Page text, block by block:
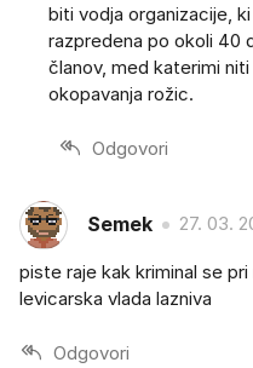
biti vodja organizacije,
razpredena po okoli 40
članov, med katerimi
okopavanja rožic.
Odgovori
Semek 27. 03.
piste raje kak kriminal se
levicarska vlada lazniva
Odgovori